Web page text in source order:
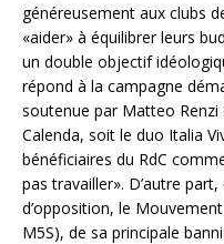
généreusement aux clubs
«aider» à équilibrer leurs
un double objectif
répond à la campagne
soutenue par Matteo
Calenda, soit le duo Italia
bénéficiaires du RdC
pas travailler». D’autre
d’opposition, le
M5S), de sa principale